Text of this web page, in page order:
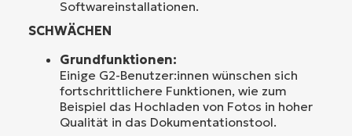
Softwareinstallationen.
SCHWÄCHEN
Grundfunktionen:
Einige G2-Benutzer:innen wünschen sich
fortschrittlichere Funktionen, wie zum
Beispiel das Hochladen von Fotos in hoher
Qualität in das Dokumentationstool.